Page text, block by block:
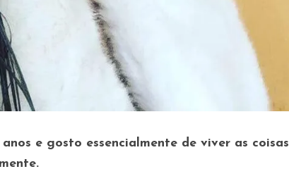
e gosto essencialmente de viver as coisas